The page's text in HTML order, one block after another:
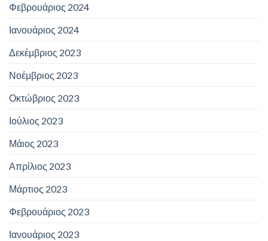
Φεβρουάριος 2024
Ιανουάριος 2024
Δεκέμβριος 2023
Νοέμβριος 2023
Οκτώβριος 2023
Ιούλιος 2023
Μάιος 2023
Απρίλιος 2023
Μάρτιος 2023
Φεβρουάριος 2023
Ιανουάριος 2023